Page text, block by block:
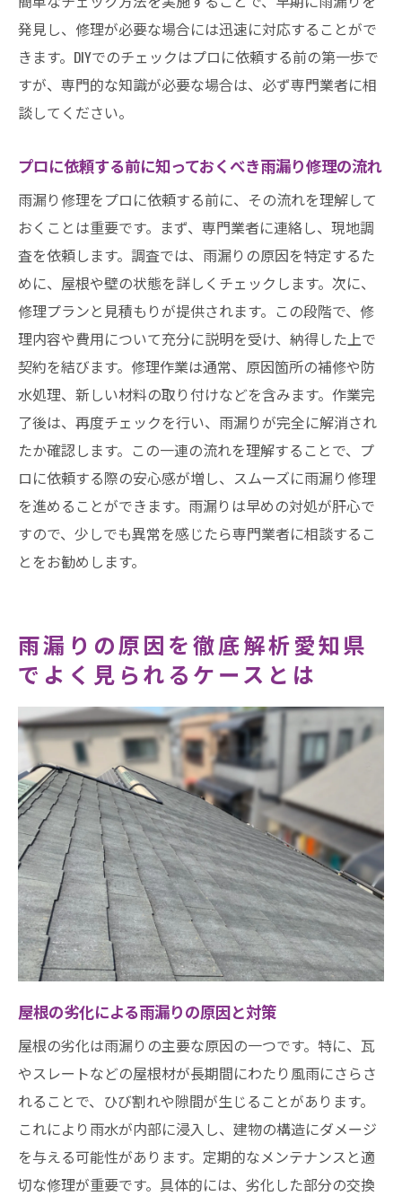
発見し、修理が必要な場合には迅速に対応することがで
きます。DIYでのチェックはプロに依頼する前の第一歩で
すが、専門的な知識が必要な場合は、必ず専門業者に相
談してください。
プロに依頼する前に知っておくべき雨漏り修理の流れ
雨漏り修理をプロに依頼する前に、その流れを理解して
おくことは重要です。まず、専門業者に連絡し、現地調
査を依頼します。調査では、雨漏りの原因を特定するた
めに、屋根や壁の状態を詳しくチェックします。次に、
修理プランと見積もりが提供されます。この段階で、修
理内容や費用について充分に説明を受け、納得した上で
契約を結びます。修理作業は通常、原因箇所の補修や防
水処理、新しい材料の取り付けなどを含みます。作業完
了後は、再度チェックを行い、雨漏りが完全に解消され
たか確認します。この一連の流れを理解することで、プ
ロに依頼する際の安心感が増し、スムーズに雨漏り修理
を進めることができます。雨漏りは早めの対処が肝心で
すので、少しでも異常を感じたら専門業者に相談するこ
とをお勧めします。
雨漏りの原因を徹底解析愛知県
でよく見られるケースとは
屋根の劣化による雨漏りの原因と対策
屋根の劣化は雨漏りの主要な原因の一つです。特に、瓦
やスレートなどの屋根材が長期間にわたり風雨にさらさ
れることで、ひび割れや隙間が生じることがあります。
これにより雨水が内部に浸入し、建物の構造にダメージ
を与える可能性があります。定期的なメンテナンスと適
切な修理が重要です。具体的には、劣化した部分の交換